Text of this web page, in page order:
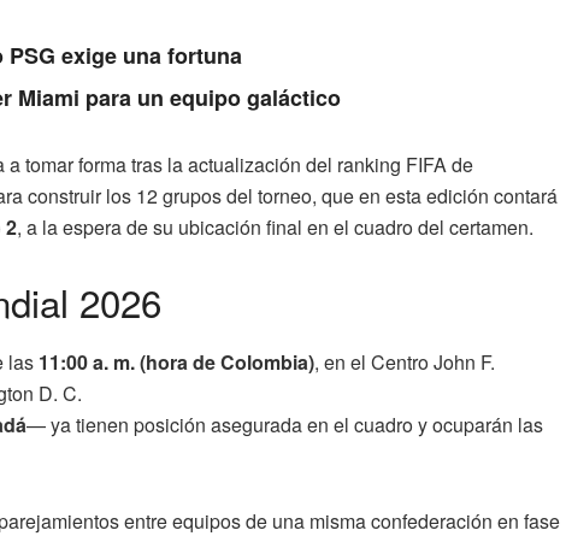
exige una fortuna
Miami para un equipo galáctico
a tomar forma tras la actualización del ranking FIFA de
construir los 12 grupos del torneo, que en esta edición contará
2, a la espera de su ubicación final en el cuadro del certamen.
2026
las 11:00 a. m. (hora de Colombia), en el Centro John F.
D. C.
— ya tienen posición asegurada en el cuadro y ocuparán las
entre equipos de una misma confederación en fase